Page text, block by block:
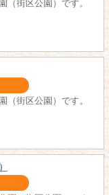
（街区公園）です。
（街区公園）です。